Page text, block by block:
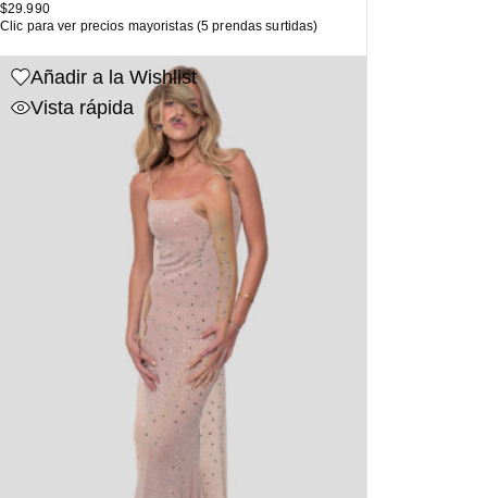
$29.990
Clic para ver precios mayoristas (5 prendas surtidas)
Añadir a la Wishlist
Vista rápida